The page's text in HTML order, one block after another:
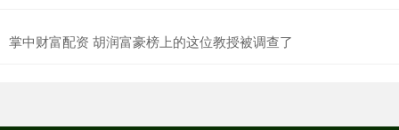
掌中财富配资 胡润富豪榜上的这位教授被调查了